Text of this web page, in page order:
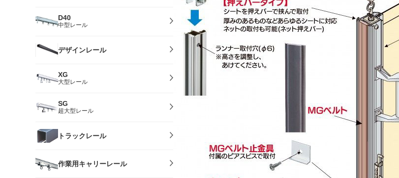
D40
中型レール
デザインレール
XG
大型レール
SG
超大型レール
トラックレール
作業用キャリーレール